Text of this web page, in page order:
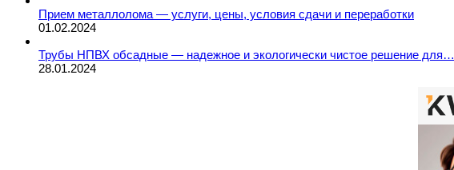
Прием металлолома — услуги, цены, условия сдачи и переработки
01.02.2024
Трубы НПВХ обсадные — надежное и экологически чистое решение для…
28.01.2024